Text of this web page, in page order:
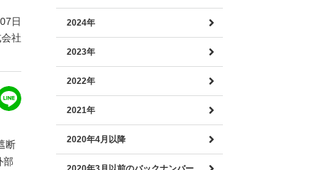
日
社
断
部
2024年
2023年
2022年
2021年
2020年4月以降